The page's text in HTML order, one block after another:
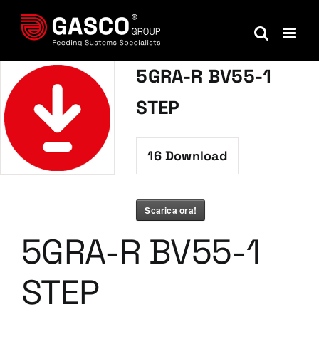
contenuto
5GRA-R BV55-1
STEP
16Download
Scarica ora!
5GRA-R BV55-1
STEP